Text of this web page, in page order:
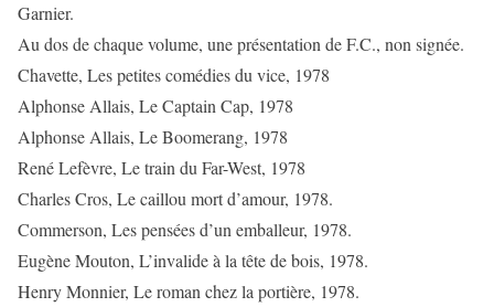
Garnier.
Au dos de chaque volume, une présentation de F.C., non signée.
Chavette, Les petites comédies du vice, 1978
Alphonse Allais, Le Captain Cap, 1978
Alphonse Allais, Le Boomerang, 1978
René Lefèvre, Le train du Far-West, 1978
Charles Cros, Le caillou mort d’amour, 1978.
Commerson, Les pensées d’un emballeur, 1978.
Eugène Mouton, L’invalide à la tête de bois, 1978.
Henry Monnier, Le roman chez la portière, 1978.